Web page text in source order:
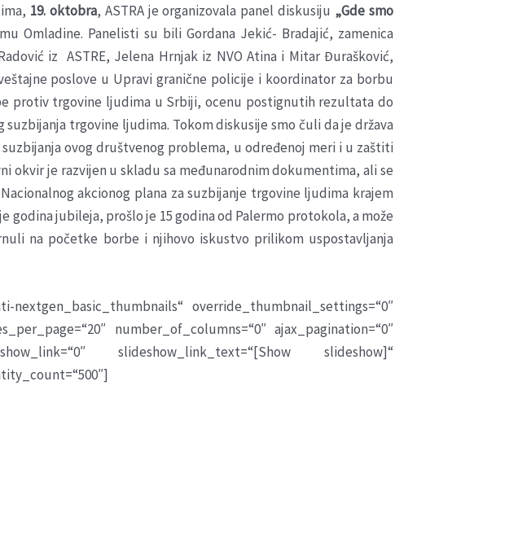
19. oktobra, ASTRA je organizovala panel diskusiju „Gde smo
Omladine. Panelisti su bili Gordana Jekić- Bradajić, zamenica
iz ASTRE, Jelena Hrnjak iz NVO Atina i Mitar Đurašković,
poslove u Upravi granične policije i koordinator za borbu
protiv trgovine ljudima u Srbiji, ocenu postignutih rezultata do
trgovine ljudima. Tokom diskusije smo čuli da je država
ovog društvenog problema, u određenoj meri i u zaštiti
okvir je razvijen u skladu sa međunarodnim dokumentima, ali se
akcionog plana za suzbijanje trgovine ljudima krajem
godina jubileja, prošlo je 15 godina od Palermo protokola, a može
na početke borbe i njihovo iskustvo prilikom uspostavljanja
nextgen_basic_thumbnails“ override_thumbnail_settings=“0″
number_of_columns=“0″ ajax_pagination=“0″
slideshow_link_text=“[Show slideshow]“